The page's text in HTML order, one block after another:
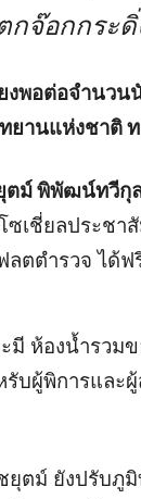
กจ๊อกกระดิ่
พอต่อจำนวน
ยานแห่งชาติ
ม์ พิพัฒน์ทวีกุ
ซเชี่ยลประชา
ตตำรวจ ได้ฟ
มี ห้องน้ำรวม
รับผู้พิการและ
ยุตม์ ยังปรับภู